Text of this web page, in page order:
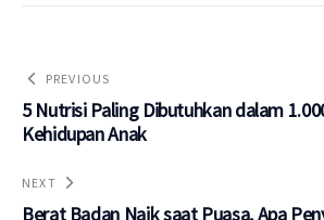
PREVIOUS
5 Nutrisi Paling Dibutuhkan dalam
Kehidupan Anak
NEXT
Berat Badan Naik saat Puasa, Apa